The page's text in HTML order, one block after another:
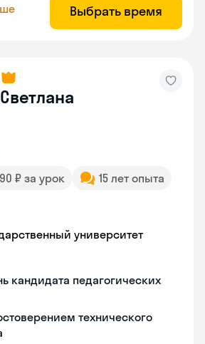
Выбрать время
Светлана
₽ за урок
15 лет опыта
университет
кандидата педагогических
технического